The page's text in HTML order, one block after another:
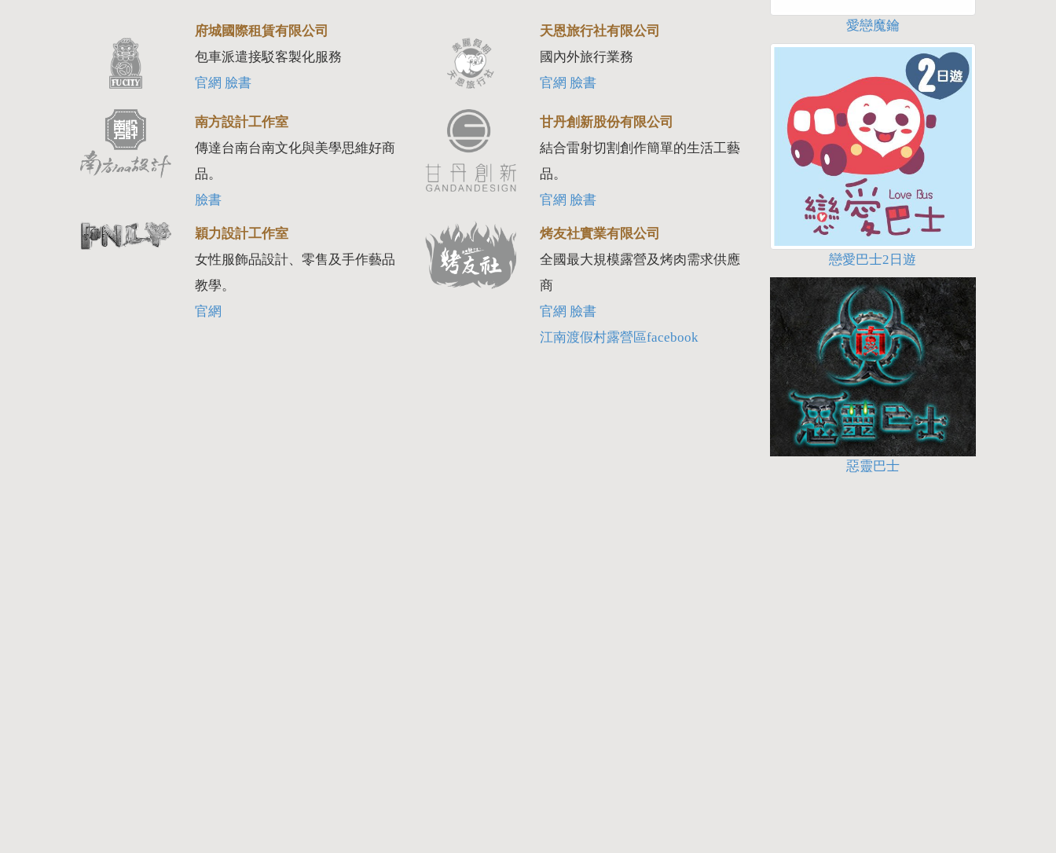
府城國際租賃有限公司
包車派遣接駁客製化服務
官網 臉書
天恩旅行社有限公司
國內外旅行業務
官網 臉書
南方設計工作室
傳達台南台南文化與美學思維好商
品。
臉書
甘丹創新股份有限公司
結合雷射切割創作簡單的生活工藝
品。
官網 臉書
穎力設計工作室
女性服飾品設計、零售及手作藝品
教學。
官網
烤友社實業有限公司
全國最大規模露營及烤肉需求供應
商
官網 臉書
江南渡假村露營區facebook
愛戀魔鑰
戀愛巴士2日遊
惡靈巴士